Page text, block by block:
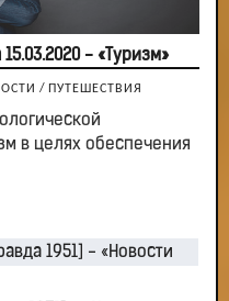
- «Туризм»
/ ПУТЕШЕСТВИЯ
в целях обеспечения